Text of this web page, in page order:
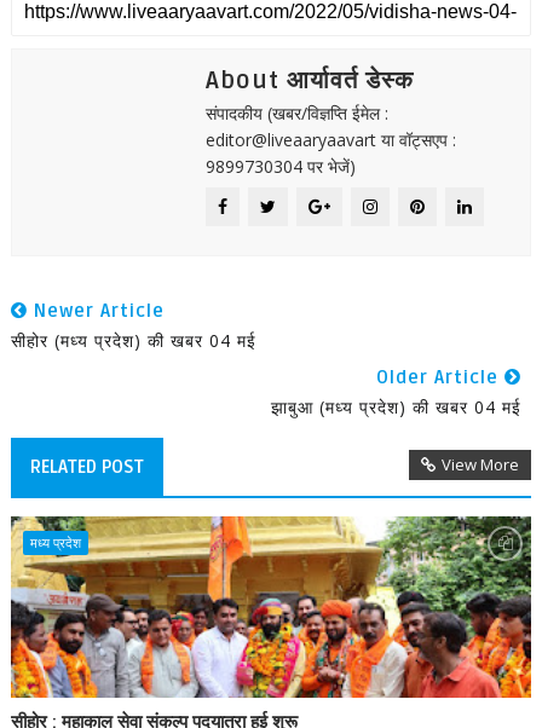
About आर्यावर्त डेस्क
संपादकीय (खबर/विज्ञप्ति ईमेल :
editor@liveaaryaavart या वॉट्सएप :
9899730304 पर भेजें)
Newer Article
सीहोर (मध्य प्रदेश) की खबर 04 मई
Older Article
झाबुआ (मध्य प्रदेश) की खबर 04 मई
RELATED POST View More
मध्य प्रदेश
सीहोर : महाकाल सेवा संकल्प पदयात्रा हुई शुरू